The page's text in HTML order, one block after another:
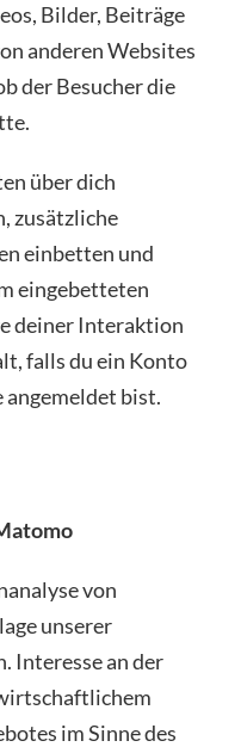
Bilder, Beiträge
anderen Websites
der Besucher die
über dich
zusätzliche
einbetten und
eingebetteten
deiner Interaktion
falls du ein Konto
angemeldet bist.
von
unserer
Interesse an der
im Sinne des